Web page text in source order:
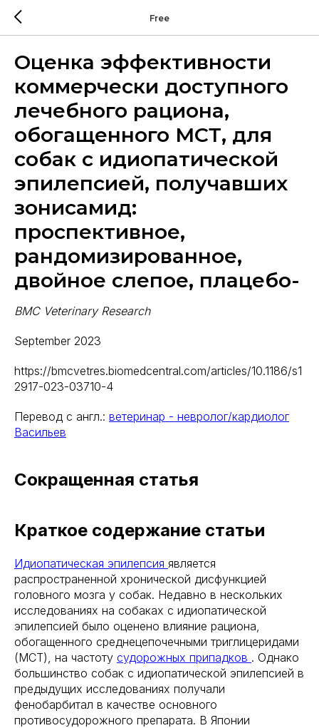
Free
Оценка эффективности
коммерчески доступного
лечебного рациона,
обогащенного МСТ, для
собак с идиопатической
эпилепсией, получавших
зонисамид:
проспективное,
рандомизированное,
двойное слепое, плацебо-
BMC Veterinary Research
September 2023
https://bmcvetres.biomedcentral.com/articles/10.1186/s1
2917-023-03710-4
Перевод с англ.: ветеринар - невролог/кардиолог
Васильев
Сокращенная статья
Краткое содержание статьи
Идиопатическая эпилепсия является
распространенной хронической дисфункцией
головного мозга у собак. Недавно в нескольких
исследованиях на собаках с идиопатической
эпилепсией было оценено влияние рациона,
обогащенного среднецепочечными триглицеридами
(МСТ), на частоту судорожных припадков . Однако
большинство собак с идиопатической эпилепсией в
предыдущих исследованиях получали
фенобарбитал в качестве основного
противосудорожного препарата. В Японии